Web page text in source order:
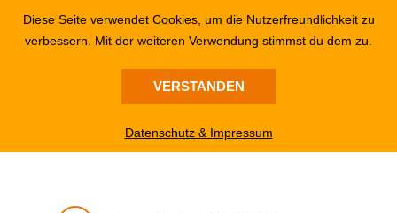
Diese Seite verwendet Cookies, um die Nutzerfreundlichkeit zu
verbessern. Mit der weiteren Verwendung stimmst du dem zu.
VERSTANDEN
Datenschutz & Impressum